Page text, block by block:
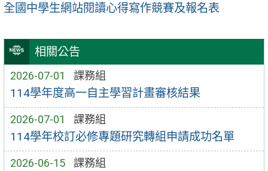
相關公告
2026-07-01 課務組
114學年度高一自主學習計畫審核結果
2026-07-01 課務組
114學年校訂必修專題研究轉組申請成功名單
2026-06-15 課務組
全國中學生網站閱讀心得寫作競賽及報名表